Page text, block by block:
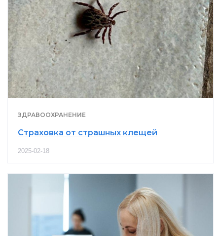
ЗДРАВООХРАНЕНИЕ
Страховка от страшных клещей
2025-02-18